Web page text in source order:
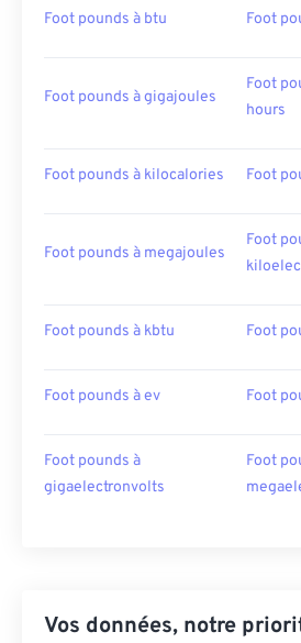
Foot pounds à btu Foot
Foot pounds à gigajoules
Foot
hours
Foot pounds à kilocalories Foot
Foot pounds à megajoules
Foot
Foot pounds à kbtu Foot
Foot pounds à ev Foot
Foot pounds à
gigaelectronvolts
Foot
Vos données, notre